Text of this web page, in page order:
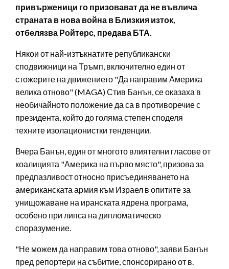
привърженици го призовават да не въвлича
страната в нова война в Близкия изток,
отбелязва Ройтерс, предава БТА.
Някои от най-изтъкнатите републикански
сподвижници на Тръмп, включително един от
стожерите на движението "Да направим Америка
велика отново" (MAGA) Стив Банън, се оказаха в
необичайното положение да са в противоречие с
президента, който до голяма степен споделя
техните изолационистки тенденции.
Вчера Банън, един от многото влиятелни гласове от
коалицията "Америка на първо място", призова за
предпазливост относно присъединяването на
американската армия към Израел в опитите за
унищожаване на иранската ядрена програма,
особено при липса на дипломатическо
споразумение.
"Не можем да направим това отново", заяви Банън
пред репортери на събитие, спонсорирано от в.